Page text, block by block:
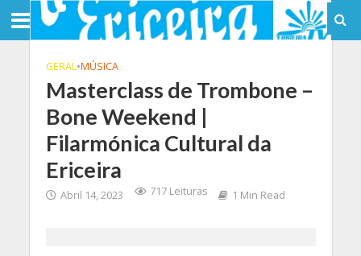
GERAL•MÚSICA
Masterclass de Trombone –
Bone Weekend |
Filarmónica Cultural da
Ericeira
Abril 14, 2023 717 Leituras 1 Min Read